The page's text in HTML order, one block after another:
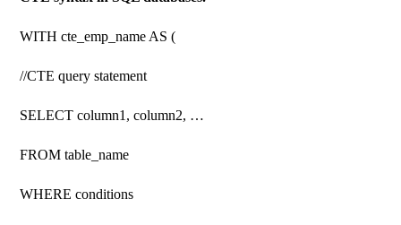
WITH cte_emp_name AS (
//CTE query statement
SELECT column1, column2, …
FROM table_name
WHERE conditions